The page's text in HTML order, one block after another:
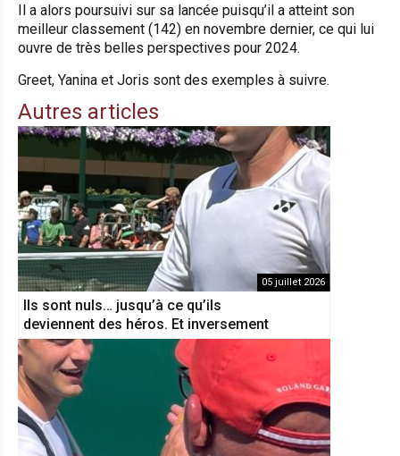
Il a alors poursuivi sur sa lancée puisqu’il a atteint son
meilleur classement (142) en novembre dernier, ce qui lui
ouvre de très belles perspectives pour 2024.
Greet, Yanina et Joris sont des exemples à suivre.
Autres articles
05 juillet 2026
Ils sont nuls… jusqu’à ce qu’ils
deviennent des héros. Et inversement